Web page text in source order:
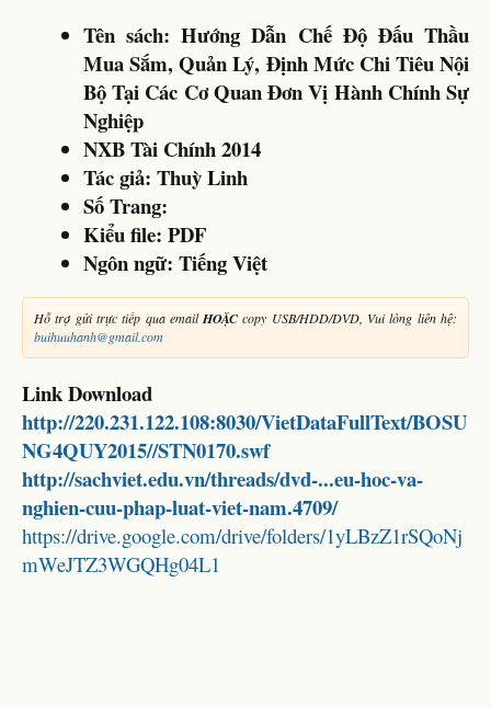
Tên sách: Hướng Dẫn Chế Độ Đấu Thầu
Mua Sắm, Quản Lý, Định Mức Chi Tiêu Nội
Bộ Tại Các Cơ Quan Đơn Vị Hành Chính Sự
Nghiệp
NXB Tài Chính 2014
Tác giả: Thuỳ Linh
Số Trang:
Kiểu file: PDF
Ngôn ngữ: Tiếng Việt
Hỗ trợ gửi trực tiếp qua emailHOẶCcopy USB/HDD/DVD, Vui lòng liên hệ:
buihuuhanh@gmail.com
Link Download
http://220.231.122.108:8030/VietDataFullText/BOSU
NG4QUY2015//STN0170.swf
http://sachviet.edu.vn/threads/dvd-...eu-hoc-va-
nghien-cuu-phap-luat-viet-nam.4709/
https://drive.google.com/drive/folders/1yLBzZ1rSQoNj
mWeJTZ3WGQHg04L1